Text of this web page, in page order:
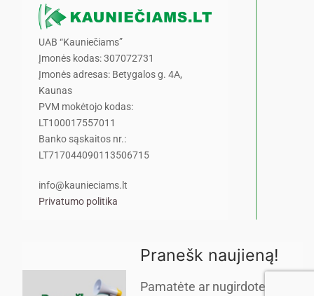
UAB “Kauniečiams”
Įmonės kodas: 307072731
Įmonės adresas: Betygalos g. 4A,
Kaunas
PVM mokėtojo kodas:
LT100017557011
Banko sąskaitos nr.:
LT717044090113506715
info@kaunieciams.lt
Privatumo politika
Pranešk naujieną!
Pamatėte ar nugirdote kažką